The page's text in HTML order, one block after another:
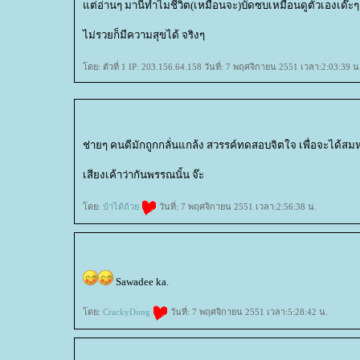
ต่อ่านๆ มานี่ทำไมชีวิต(เหมือนจะ)บัดซบเหมือนดูตัวเองเด๊ะๆ
ไม่รวยก็มีความสุขได้ จริงๆ
ดย: ตัวที่ 1 IP: 203.156.64.158 วันที่: 7 พฤศจิกายน 2551 เวลา:2:03:39 น.
ช่ายๆ คนดีมักถูกกลั่นแกล้ง สวรรค์ทดสอบจิตใจ เพื่อจะได้สม
เสียงเค้าว่ากันพรรณนั้น จ๊ะ
ดย: บ้าได้ถ้ว วันที่: 7 พฤศจิกายน 2551 เวลา:2:56:38 น.
Sawadee ka.
ดย: CrackyDong วันที่: 7 พฤศจิกายน 2551 เวลา:5:28:42 น.